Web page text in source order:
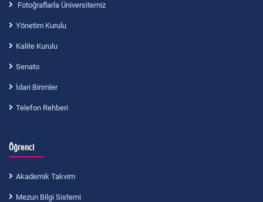
Fotoğraflarla Üniversitemiz
Yönetim Kurulu
Kalite Kurulu
Senato
İdari Birimler
Telefon Rehberi
Öğrenci
Akademik Takvim
Mezun Bilgi Sistemi